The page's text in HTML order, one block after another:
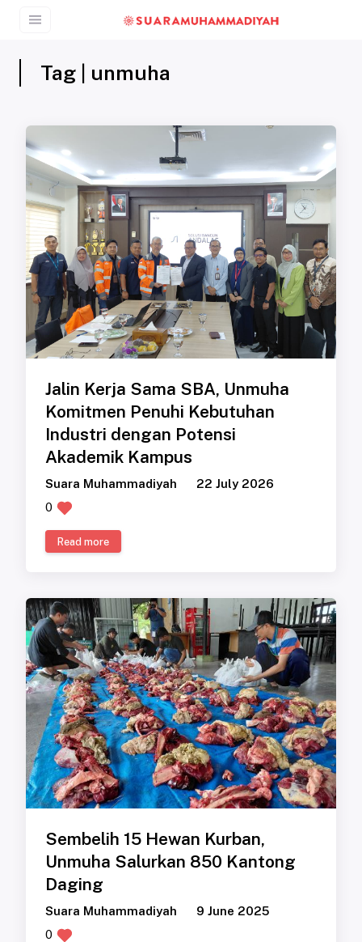
Tag | unmuha
Jalin Kerja Sama SBA, Unmuha
Komitmen Penuhi Kebutuhan
Industri dengan Potensi
Akademik Kampus
Suara Muhammadiyah
22 July 2026
0
Read more
Sembelih 15 Hewan Kurban,
Unmuha Salurkan 850 Kantong
Daging
Suara Muhammadiyah
9 June 2025
0